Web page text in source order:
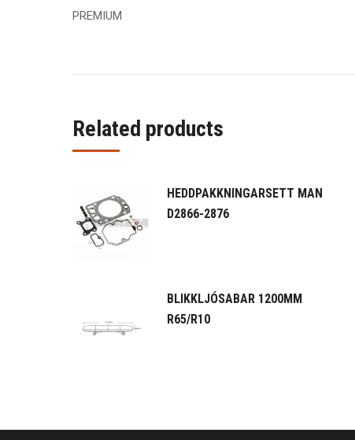
PREMIUM
Related products
HEDDPAKKNINGARSETT MAN
D2866-2876
BLIKKLJÓSABAR 1200MM
R65/R10